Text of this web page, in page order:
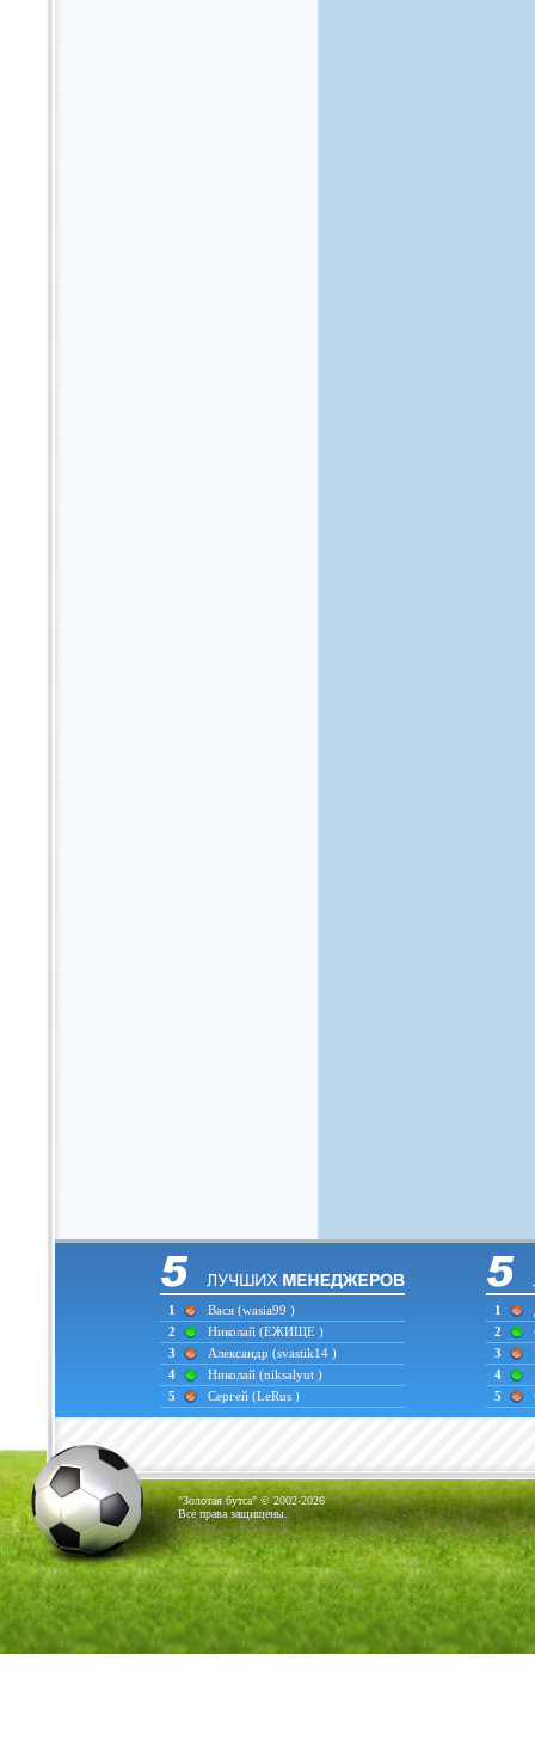
1 Вася (wasia99 )
2
Николай (ЕЖИЩЕ )
3
Александр (svastik14 )
4
Николай (niksalyut )
5
Сергей (LeRus )
1
2
3
4
5
"Золотая бутса" © 2002-2026
Все права защищены.